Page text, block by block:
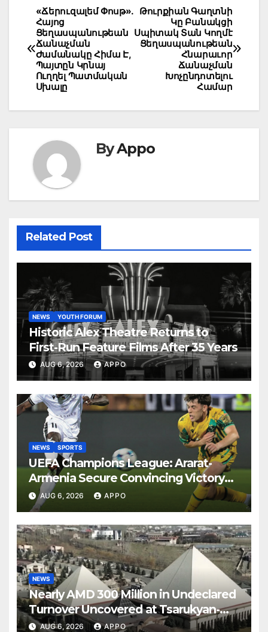
Post
navigation
Թուրքիան Գաղտնի
Կը Բանակցի
Սպիտակ Տան Կողմէ
Ցեղասպանութեան
Հնարաւոր
Ճանաչման
Խոչընդոտելու
Համար
«Ճերուզալեմ Փոսթ».
Հայոց
Ցեղասպանութեան
Ճանաչման
Ժամանակը Հիմա Է,
Պայտըն Կրնայ
Ուղղել Պատմական
Սխալը
ByAppo
Related Post
NEWS YOUTH FORUM
Historic Alex Theatre Returns to
First-Run Feature Films After 35 Years
AUG 6, 2026 APPO
NEWS SPORTS
UEFA Champions League: Ararat-
Armenia Secure Convincing Victory
Over Shamrock Rovers 2-0
AUG 6, 2026 APPO
NEWS
Nearly AMD 300 Million in Undeclared
Turnover Uncovered at Tsarukyan-
Owned Entertainment Center
AUG 6, 2026 APPO